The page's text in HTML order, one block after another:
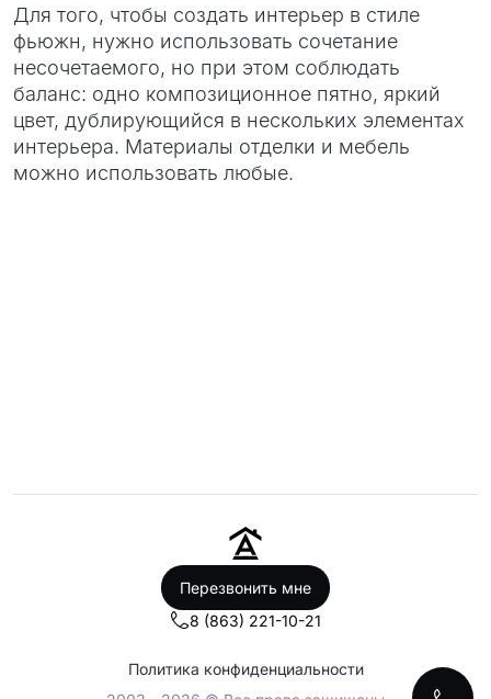
Для того, чтобы создать интерьер в стиле
фьюжн, нужно использовать сочетание
несочетаемого, но при этом соблюдать
баланс: одно композиционное пятно, яркий
цвет, дублирующийся в нескольких элементах
интерьера. Материалы отделки и мебель
можно использовать любые.
Перезвонить мне
8 (863) 221-10-21
Политика конфиденциальности